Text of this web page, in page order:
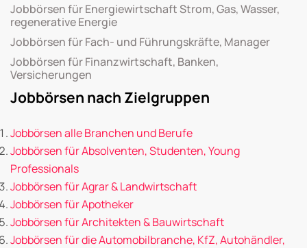
Jobbörsen für Energiewirtschaft Strom, Gas, Wasser,
regenerative Energie
Jobbörsen für Fach- und Führungskräfte, Manager
Jobbörsen für Finanzwirtschaft, Banken,
Versicherungen
Jobbörsen nach Zielgruppen
Jobbörsen alle Branchen und Berufe
Jobbörsen für Absolventen, Studenten, Young
Professionals
Jobbörsen für Agrar & Landwirtschaft
Jobbörsen für Apotheker
Jobbörsen für Architekten & Bauwirtschaft
Jobbörsen für die Automobilbranche, KfZ, Autohändler,